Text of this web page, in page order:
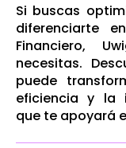
Si buscas
diferenciarte
Financiero,
necesitas.
puede
eficiencia y la
que te apoyará